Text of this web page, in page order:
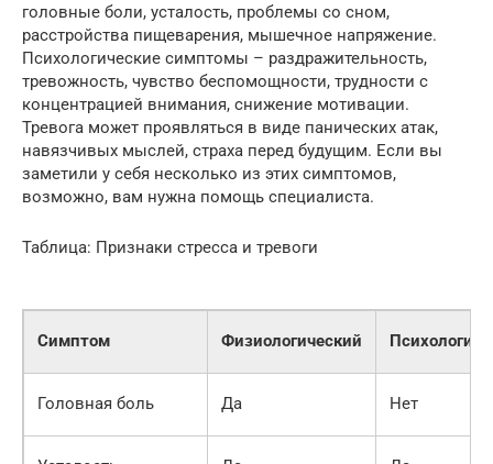
головные боли, усталость, проблемы со сном,
расстройства пищеварения, мышечное напряжение.
Психологические симптомы – раздражительность,
тревожность, чувство беспомощности, трудности с
концентрацией внимания, снижение мотивации.
Тревога может проявляться в виде панических атак,
навязчивых мыслей, страха перед будущим. Если вы
заметили у себя несколько из этих симптомов,
возможно, вам нужна помощь специалиста.
Таблица: Признаки стресса и тревоги
Симптом Физиологический
Головная боль Да Нет